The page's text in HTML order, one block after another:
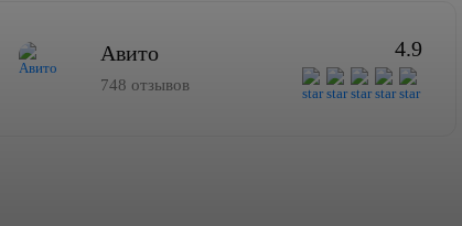
Авито
748 отзывов
4.9